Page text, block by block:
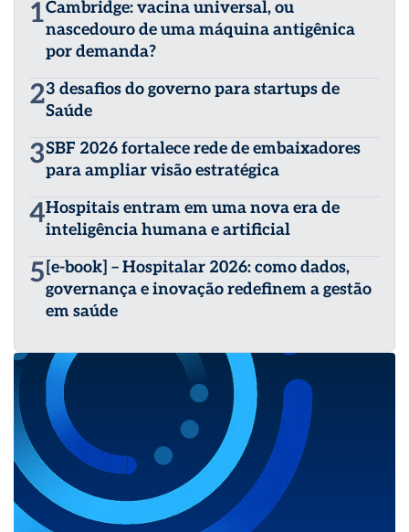
1Cambridge: vacina universal, ou
nascedouro de uma máquina antigênica
por demanda?
23 desafios do governo para startups de
Saúde
3SBF 2026 fortalece rede de embaixadores
para ampliar visão estratégica
4Hospitais entram em uma nova era de
inteligência humana e artificial
5 [e-book] – Hospitalar 2026: como dados,
governança e inovação redefinem a gestão
em saúde